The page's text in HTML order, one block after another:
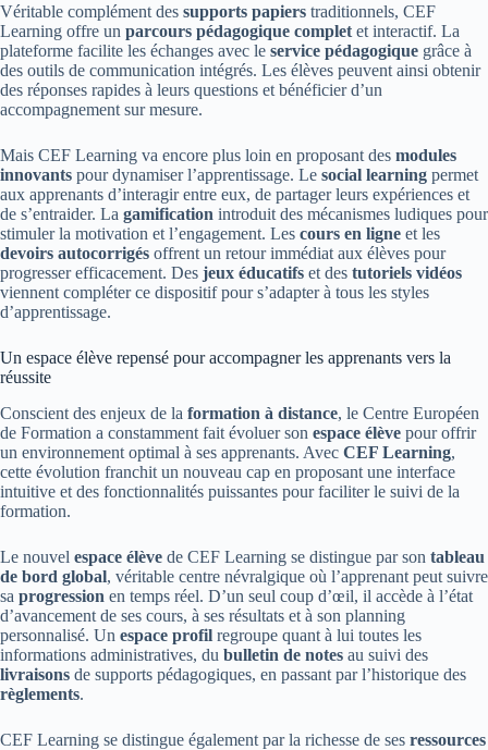
Véritable complément des supports papiers traditionnels, CEF
Learning offre un parcours pédagogique complet et interactif. La
plateforme facilite les échanges avec le service pédagogique grâce à
des outils de communication intégrés. Les élèves peuvent ainsi obtenir
des réponses rapides à leurs questions et bénéficier d’un
accompagnement sur mesure.
Mais CEF Learning va encore plus loin en proposant des modules
innovants pour dynamiser l’apprentissage. Le social learning permet
aux apprenants d’interagir entre eux, de partager leurs expériences et
de s’entraider. La gamification introduit des mécanismes ludiques pour
stimuler la motivation et l’engagement. Les cours en ligne et les
devoirs autocorrigés offrent un retour immédiat aux élèves pour
progresser efficacement. Des jeux éducatifs et des tutoriels vidéos
viennent compléter ce dispositif pour s’adapter à tous les styles
d’apprentissage.
Un espace élève repensé pour accompagner les apprenants vers la
réussite
Conscient des enjeux de la formation à distance, le Centre Européen
de Formation a constamment fait évoluer son espace élève pour offrir
un environnement optimal à ses apprenants. Avec CEF Learning,
cette évolution franchit un nouveau cap en proposant une interface
intuitive et des fonctionnalités puissantes pour faciliter le suivi de la
formation.
Le nouvel espace élève de CEF Learning se distingue par son tableau
de bord global, véritable centre névralgique où l’apprenant peut suivre
sa progression en temps réel. D’un seul coup d’œil, il accède à l’état
d’avancement de ses cours, à ses résultats et à son planning
personnalisé. Un espace profil regroupe quant à lui toutes les
informations administratives, du bulletin de notes au suivi des
livraisons de supports pédagogiques, en passant par l’historique des
règlements.
CEF Learning se distingue également par la richesse de ses ressources